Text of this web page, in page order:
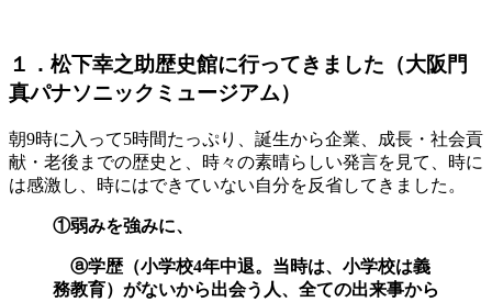
１．松下幸之助歴史館に行ってきました（大阪門
真パナソニックミュージアム）
朝9時に入って5時間たっぷり、誕生から企業、成長・社会貢
献・老後までの歴史と、時々の素晴らしい発言を見て、時に
は感激し、時にはできていない自分を反省してきました。
①弱みを強みに、
ⓐ学歴（小学校4年中退。当時は、小学校は義
務教育）がないから出会う人、全ての出来事から